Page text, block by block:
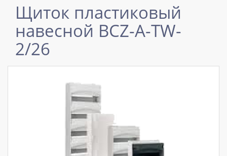
Щиток пластиковый
навесной BCZ-A-TW-
2/26